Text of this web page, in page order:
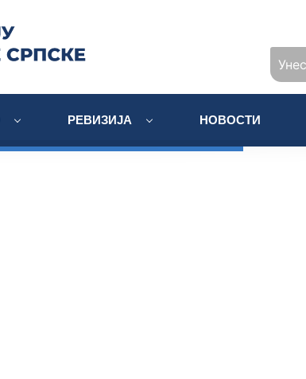
РЕВИЗИЈА НОВОСТИ